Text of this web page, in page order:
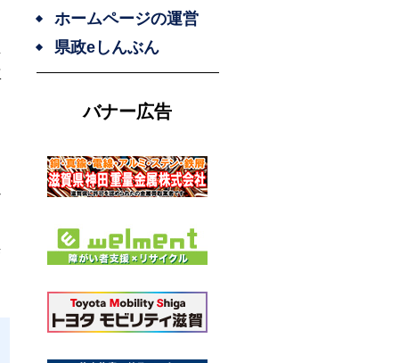
ホームページの運営
県政eしんぶん
バナー広告